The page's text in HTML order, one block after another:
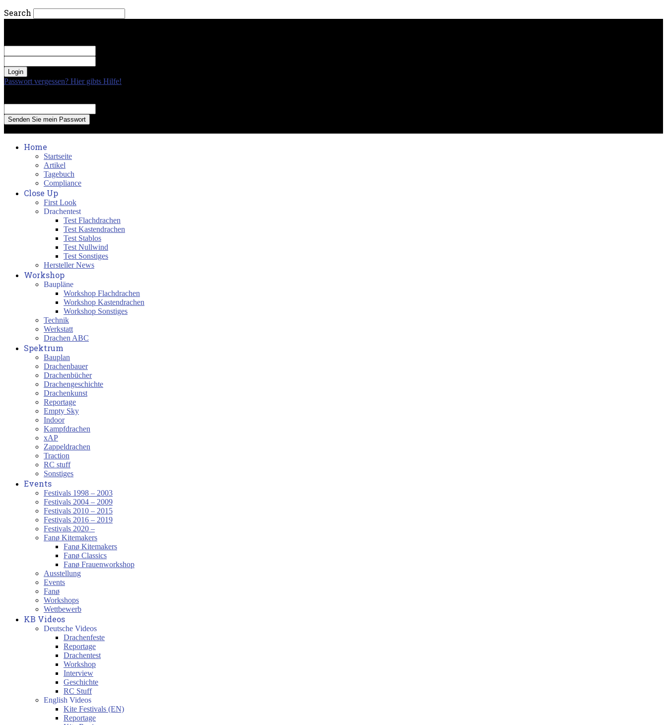
Search
Passwort vergessen? Hier gibts Hilfe!
Home
Startseite
Artikel
Tagebuch
Compliance
Close Up
First Look
Drachentest
Test Flachdrachen
Test Kastendrachen
Test Stablos
Test Nullwind
Test Sonstiges
Hersteller News
Workshop
Baupläne
Workshop Flachdrachen
Workshop Kastendrachen
Workshop Sonstiges
Technik
Werkstatt
Drachen ABC
Spektrum
Bauplan
Drachenbauer
Drachenbücher
Drachengeschichte
Drachenkunst
Reportage
Empty Sky
Indoor
Kampfdrachen
xAP
Zappeldrachen
Traction
RC stuff
Sonstiges
Events
Festivals 1998 – 2003
Festivals 2004 – 2009
Festivals 2010 – 2015
Festivals 2016 – 2019
Festivals 2020 –
Fanø Kitemakers
Fanø Kitemakers
Fanø Classics
Fanø Frauenworkshop
Ausstellung
Events
Fanø
Workshops
Wettbewerb
KB Videos
Deutsche Videos
Drachenfeste
Reportage
Drachentest
Workshop
Interview
Geschichte
RC Stuff
English Videos
Kite Festivals (EN)
Reportage